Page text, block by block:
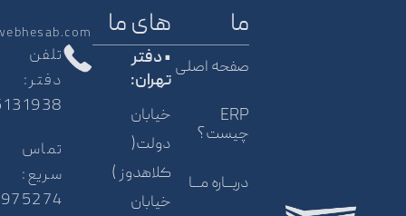
ما
صفحه اصلی
ERP
چیست؟
دربــاره مــا
های ما
• دفتر
تهران:
خیابان
دولت(
کلاهدوز )
خیابان
تلفن
دفتر:
تماس
سریع: